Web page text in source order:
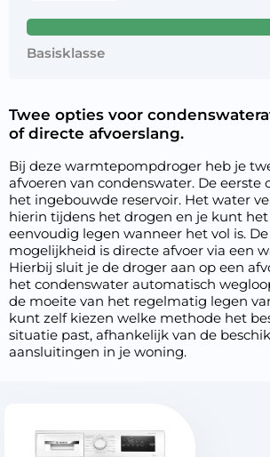
Basisklasse
Twee opties voor
of directe afvoerslang.
Bij deze warmtepompdroger heb je
afvoeren van condenswater. De eerste
het ingebouwde reservoir. Het water
hierin tijdens het drogen en je kunt het
eenvoudig legen wanneer het vol is.
mogelijkheid is directe afvoer via een
Hierbij sluit je de droger aan op een
het condenswater automatisch
de moeite van het regelmatig legen
kunt zelf kiezen welke methode het
situatie past, afhankelijk van de
aansluitingen in je woning.